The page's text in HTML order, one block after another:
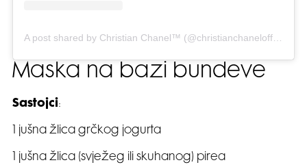
Maska na bazi bundeve
Sastojci:
1 jušna žlica grčkog jogurta
1 jušna žlica (svježeg ili skuhanog) pirea